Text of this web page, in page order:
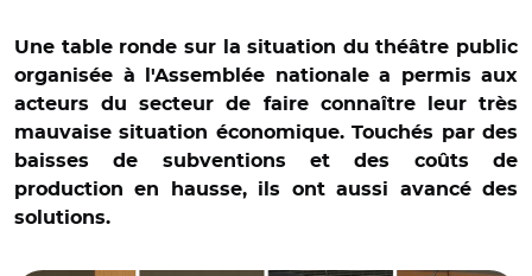
Une table ronde sur la situation du théâtre public
organisée à l'Assemblée nationale a permis aux
acteurs du secteur de faire connaître leur très
mauvaise situation économique. Touchés par des
baisses de subventions et des coûts de
production en hausse, ils ont aussi avancé des
solutions.
© Capture vidéo Assemblée nationale/Nicolas Royer,